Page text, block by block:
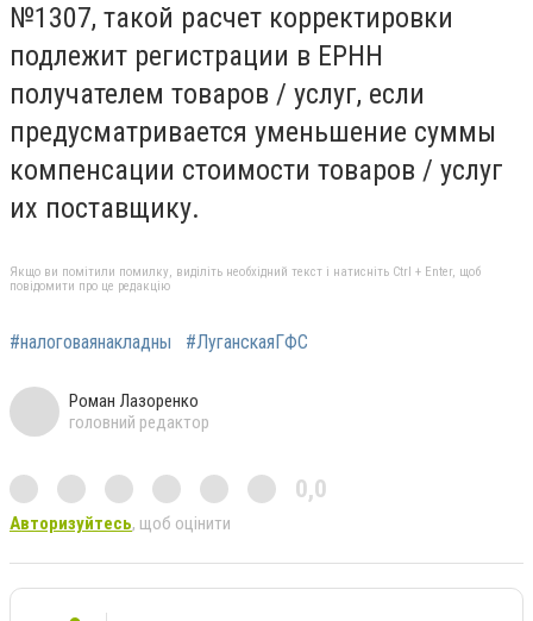
№1307, такой расчет корректировки
подлежит регистрации в ЕРНН
получателем товаров / услуг, если
предусматривается уменьшение суммы
компенсации стоимости товаров / услуг
их поставщику.
Якщо ви помітили помилку, виділіть необхідний текст і натисніть Ctrl + Enter, щоб
повідомити про це редакцію
#налоговаянакладны #ЛуганскаяГФС
Роман Лазоренко
головний редактор
0,0
Авторизуйтесь, щоб оцінити